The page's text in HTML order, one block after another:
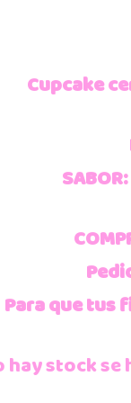
Cupcake
Para que tus
hay stock se